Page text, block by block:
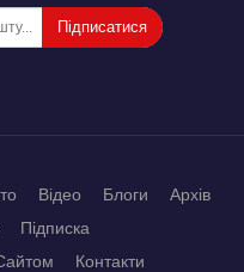
Підписатися
Відео Блоги
Архів
Підписка
Контакти